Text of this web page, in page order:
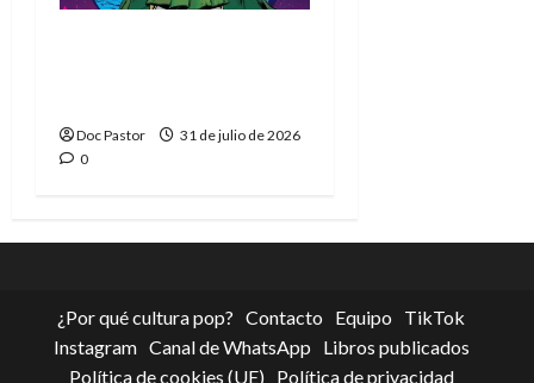
Doc Pastor
31 de julio de 2026
0
¿Por qué cultura pop? Contacto Equipo
TikTok
Instagram Canal de WhatsApp
Libros publicados
Política de cookies (UE)
Política de privacidad